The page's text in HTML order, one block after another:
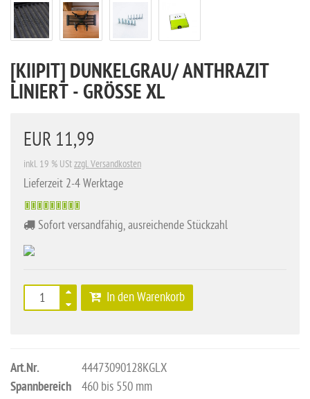
[KIIPIT] DUNKELGRAU/ ANTHRAZIT
LINIERT - GRÖSSE XL
EUR 11,99
inkl. 19 % UStzzgl. Versandkosten
Lieferzeit 2-4 Werktage
Sofort versandfähig, ausreichende Stückzahl
In den Warenkorb
Art.Nr. 44473090128KGLX
Spannbereich 460 bis 550 mm